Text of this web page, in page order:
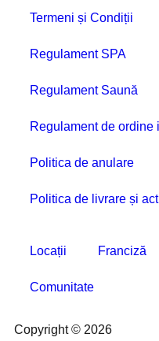
Termeni și Condiții
Regulament SPA
Regulament Saună
Regulament de ordine
Politica de anulare
Politica de livrare și
Locații Franciză
Comunitate
Copyright © 2026